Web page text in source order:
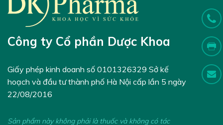
Công ty Cổ phần Dược Khoa
Giấy phép kinh doanh số 0101326329 Sở kế
hoạch và đầu tư thành phố Hà Nội cấp lần 5 ngày
22/08/2016
Sản phẩm này không phải là thuốc và không có tác